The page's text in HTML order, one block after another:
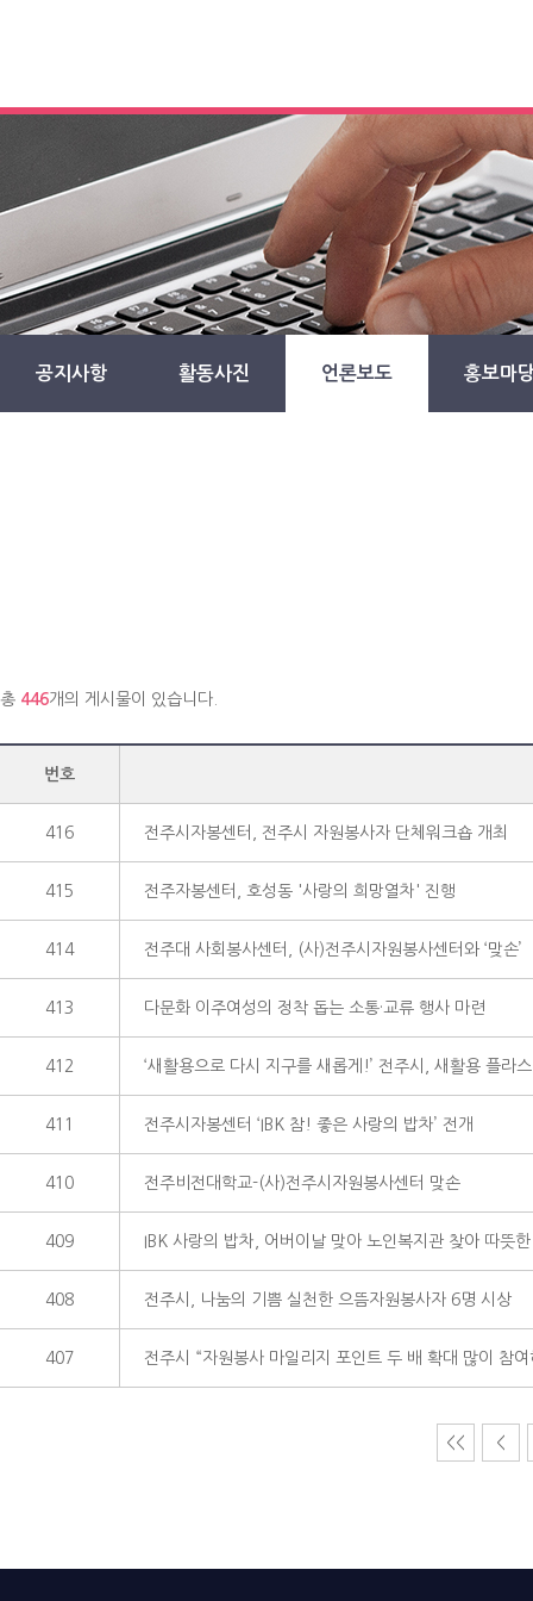
공지사항 활동사진 언론보도 홍보마
총 446개의 게시물이 있습니다.
번호
416 전주시자봉센터, 전주시 자원봉사자 단체워크숍 개최
415 전주자봉센터, 호성동 '사랑의 희망열차' 진행
414 전주대 사회봉사센터, (사)전주시자원봉사센터와 ‘맞손’
413 다문화 이주여성의 정착 돕는 소통·교류 행사 마련
412 ‘새활용으로 다시 지구를 새롭게!’ 전주시, 새활용 플라
411 전주시자봉센터 ‘IBK 참! 좋은 사랑의 밥차’ 전개
410 전주비전대학교-(사)전주시자원봉사센터 맞손
409 IBK 사랑의 밥차, 어버이날 맞아 노인복지관 찾아 따뜻
408 전주시, 나눔의 기쁨 실천한 으뜸자원봉사자 6명 시상
407 전주시 “자원봉사 마일리지 포인트 두 배 확대 많이 참여
<< <